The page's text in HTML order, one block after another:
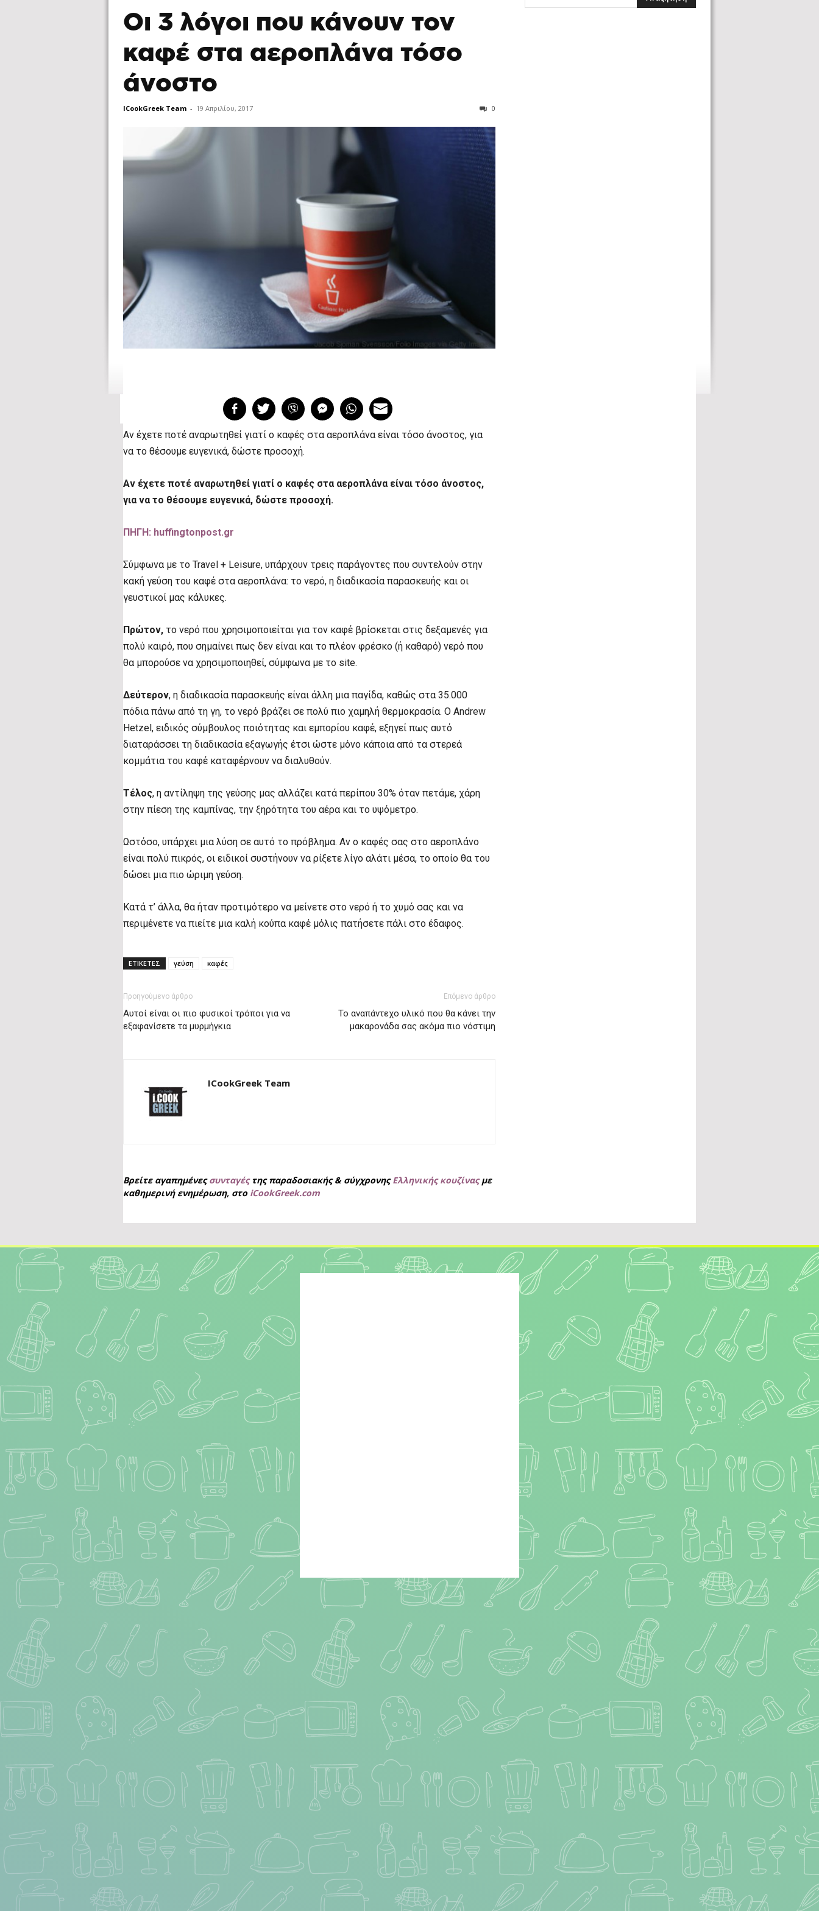
Οι 3 λόγοι που κάνουν τον
καφέ στα αεροπλάνα τόσο
άνοστο
ICookGreek Team - 19 Απριλίου, 2017 0
Αν έχετε ποτέ αναρωτηθεί γιατί ο καφές στα αεροπλάνα είναι τόσο άνοστος, για
να το θέσουμε ευγενικά, δώστε προσοχή.
Αν έχετε ποτέ αναρωτηθεί γιατί ο καφές στα αεροπλάνα είναι τόσο άνοστος,
για να το θέσουμε ευγενικά, δώστε προσοχή.
ΠΗΓΗ: huffingtonpost.gr
Σύμφωνα με το Travel + Leisure, υπάρχουν τρεις παράγοντες που συντελούν στην
κακή γεύση του καφέ στα αεροπλάνα: το νερό, η διαδικασία παρασκευής και οι
γευστικοί μας κάλυκες.
Πρώτον, το νερό που χρησιμοποιείται για τον καφέ βρίσκεται στις δεξαμενές για
πολύ καιρό, που σημαίνει πως δεν είναι και το πλέον φρέσκο (ή καθαρό) νερό που
θα μπορούσε να χρησιμοποιηθεί, σύμφωνα με το site.
Δεύτερον, η διαδικασία παρασκευής είναι άλλη μια παγίδα, καθώς στα 35.000
πόδια πάνω από τη γη, το νερό βράζει σε πολύ πιο χαμηλή θερμοκρασία. Ο Andrew
Hetzel, ειδικός σύμβουλος ποιότητας και εμπορίου καφέ, εξηγεί πως αυτό
διαταράσσει τη διαδικασία εξαγωγής έτσι ώστε μόνο κάποια από τα στερεά
κομμάτια του καφέ καταφέρνουν να διαλυθούν.
Τέλος, η αντίληψη της γεύσης μας αλλάζει κατά περίπου 30% όταν πετάμε, χάρη
στην πίεση της καμπίνας, την ξηρότητα του αέρα και το υψόμετρο.
Ωστόσο, υπάρχει μια λύση σε αυτό το πρόβλημα. Αν ο καφές σας στο αεροπλάνο
είναι πολύ πικρός, οι ειδικοί συστήνουν να ρίξετε λίγο αλάτι μέσα, το οποίο θα του
δώσει μια πιο ώριμη γεύση.
Κατά τ’ άλλα, θα ήταν προτιμότερο να μείνετε στο νερό ή το χυμό σας και να
περιμένετε να πιείτε μια καλή κούπα καφέ μόλις πατήσετε πάλι στο έδαφος.
ΕΤΙΚΕΤΕΣ γεύση καφές
Προηγούμενο άρθρο
Αυτοί είναι οι πιο φυσικοί τρόποι για να
εξαφανίσετε τα μυρμήγκια
Επόμενο άρθρο
Το αναπάντεχο υλικό που θα κάνει την
μακαρονάδα σας ακόμα πιο νόστιμη
ICookGreek Team
Βρείτε αγαπημένεςσυνταγέςτης παραδοσιακής & σύγχρονηςΕλληνικής κουζίναςμε
καθημερινή ενημέρωση, στο iCookGreek.com